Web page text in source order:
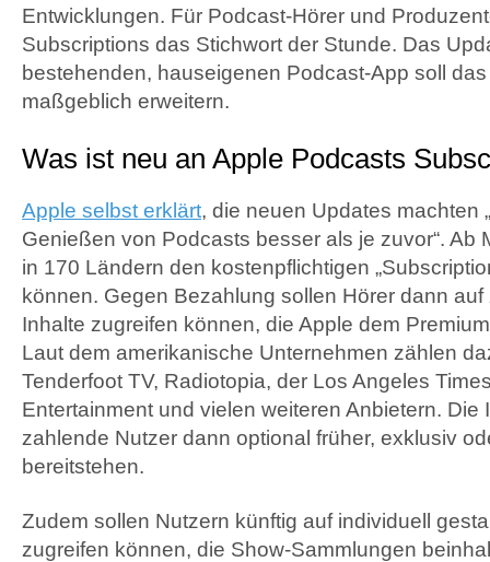
Entwicklungen. Für Podcast-Hörer und
Subscriptions das Stichwort der Stunde. Das
bestehenden, hauseigenen Podcast-App soll
maßgeblich erweitern.
Was ist neu an Apple Podcasts
Apple selbst erklärt, die neuen Updates machten
Genießen von Podcasts besser als je zuvor“. Ab
in 170 Ländern den kostenpflichtigen
können. Gegen Bezahlung sollen Hörer dann
Inhalte zugreifen können, die Apple dem
Laut dem amerikanische Unternehmen zählen
Tenderfoot TV, Radiotopia, der Los Angeles
Entertainment und vielen weiteren Anbietern. Die
zahlende Nutzer dann optional früher, exklusiv
bereitstehen.
Zudem sollen Nutzern künftig auf individuell
zugreifen können, die Show-Sammlungen